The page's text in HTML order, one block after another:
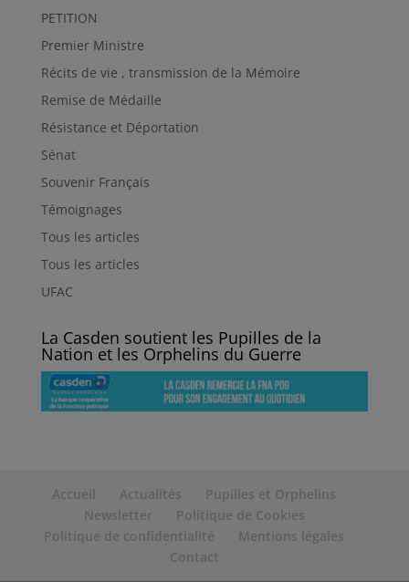
PETITION
Premier Ministre
Récits de vie , transmission de la Mémoire
Remise de Médaille
Résistance et Déportation
Sénat
Souvenir Français
Témoignages
Tous les articles
Tous les articles
UFAC
La Casden soutient les Pupilles de la
Nation et les Orphelins du Guerre
Accueil Actualités
Pupilles et Orphelins
Newsletter
Politique de Cookies
Politique de confidentialité
Mentions légales
Contact